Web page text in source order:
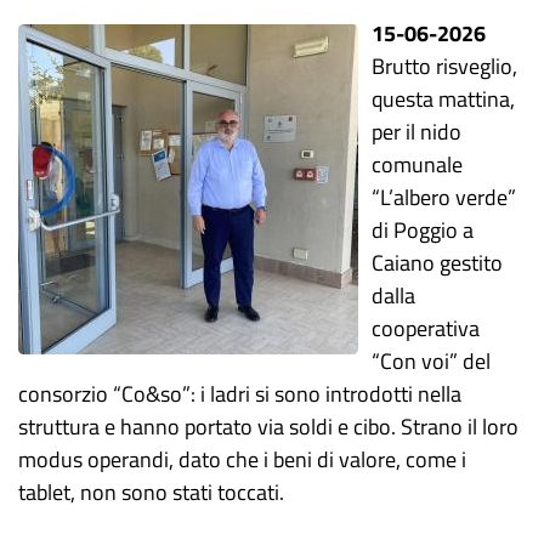
15-06-2026
Brutto risveglio,
questa mattina,
per il nido
comunale
“L’albero verde”
di Poggio a
Caiano gestito
dalla
cooperativa
“Con voi” del
consorzio “Co&so”: i ladri si sono introdotti nella
struttura e hanno portato via soldi e cibo. Strano il loro
modus operandi, dato che i beni di valore, come i
tablet, non sono stati toccati.